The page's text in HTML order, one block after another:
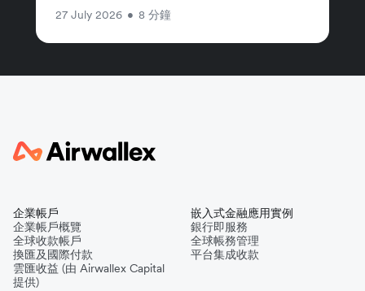
27 July 2026 • 8 分鐘
企業帳戶
企業帳戶概覽
全球收款帳戶
換匯及國際付款
雲匯收益 (由 Airwallex Capital
提供)
嵌入式金融應用實例
銀行即服務
全球帳務管理
平台集成收款